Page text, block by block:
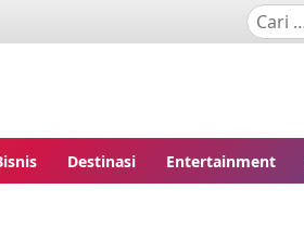
Destinasi Entertainment